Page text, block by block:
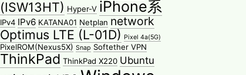
(ISW13HT) Hyper-V iPhone系
IPv4 IPv6 KATANA01 Netplan network
Optimus LTE (L-01D) Pixel 4a(5G)
PixelROM(Nexus5X) Snap Softether VPN
ThinkPad ThinkPad X220 Ubuntu